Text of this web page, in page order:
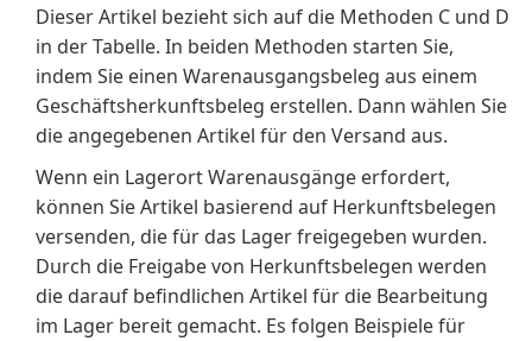
Dieser Artikel bezieht sich auf die Methoden C und D
in der Tabelle. In beiden Methoden starten Sie,
indem Sie einen Warenausgangsbeleg aus einem
Geschäftsherkunftsbeleg erstellen. Dann wählen Sie
die angegebenen Artikel für den Versand aus.
Wenn ein Lagerort Warenausgänge erfordert,
können Sie Artikel basierend auf Herkunftsbelegen
versenden, die für das Lager freigegeben wurden.
Durch die Freigabe von Herkunftsbelegen werden
die darauf befindlichen Artikel für die Bearbeitung
im Lager bereit gemacht. Es folgen Beispiele für